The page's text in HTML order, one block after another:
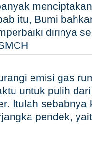
itu, Bumi
dirinya
emisi gas
untuk pulih
Itulah sebabnya
pendek,